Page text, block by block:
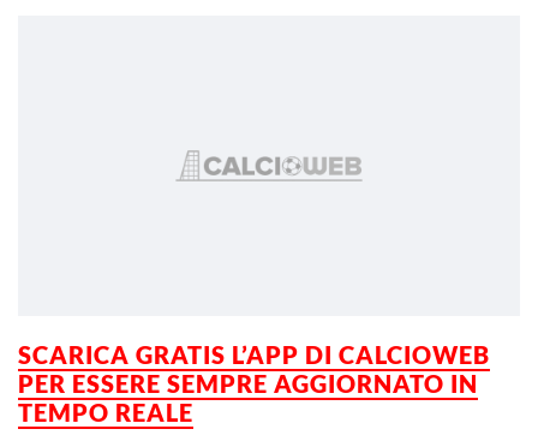
SCARICA GRATIS L’APP DI CALCIOWEB
PER ESSERE SEMPRE AGGIORNATO IN
TEMPO REALE